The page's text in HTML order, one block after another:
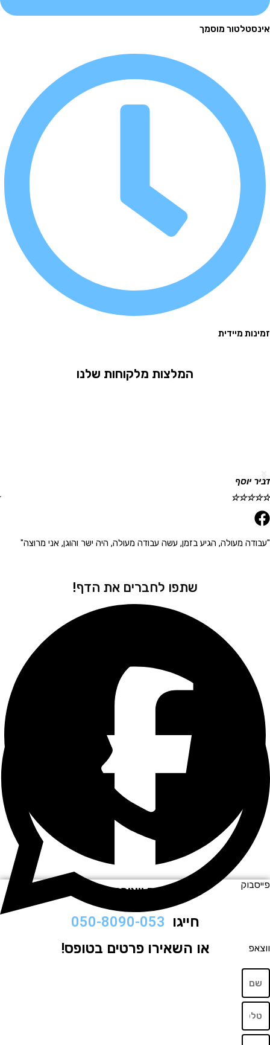
מוסמך
מיידית
המלצות מלקוחות שלנו
☆
☆
מעולה, הגיע בזמן, עשה עבודה מעולה, היה ישר והוגן, אני מרוצה"
שתפו לחברים את הדף!
לתיאום ויצירת קשר
חייגו050-8090-053
או השאירו פרטים בטופס!